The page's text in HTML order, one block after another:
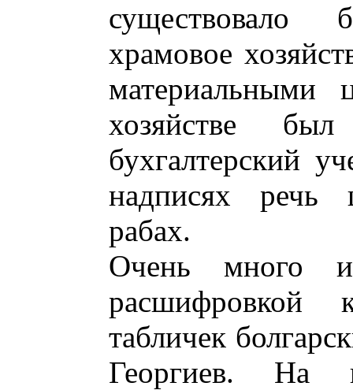
существовало
храмовое
материальными
хозяйстве
бухгалтерский
надписях речь
рабах.
Очень много
расшифровкой
табличек
Георгиев. На